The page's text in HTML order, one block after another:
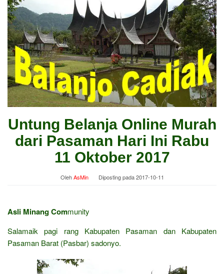
Untung Belanja Online Murah
dari Pasaman Hari Ini Rabu
11 Oktober 2017
OlehAsMin Diposting pada2017-10-11
Asli Minang Community
Salamaik pagi rang Kabupaten Pasaman dan Kabupaten
Pasaman Barat (Pasbar) sadonyo.